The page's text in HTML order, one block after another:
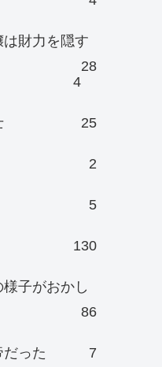
財力を隠す
28
4
25
2
5
130
子がおかし
86
った 7